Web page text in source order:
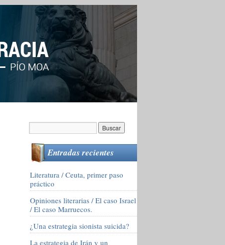
Entradas recientes
Literatura / Ceuta, primer paso
práctico
Opiniones literarias / El caso Israel
/ El caso Marruecos.
¿Una estrategia sionista suicida?
La estrategia de Irán y un